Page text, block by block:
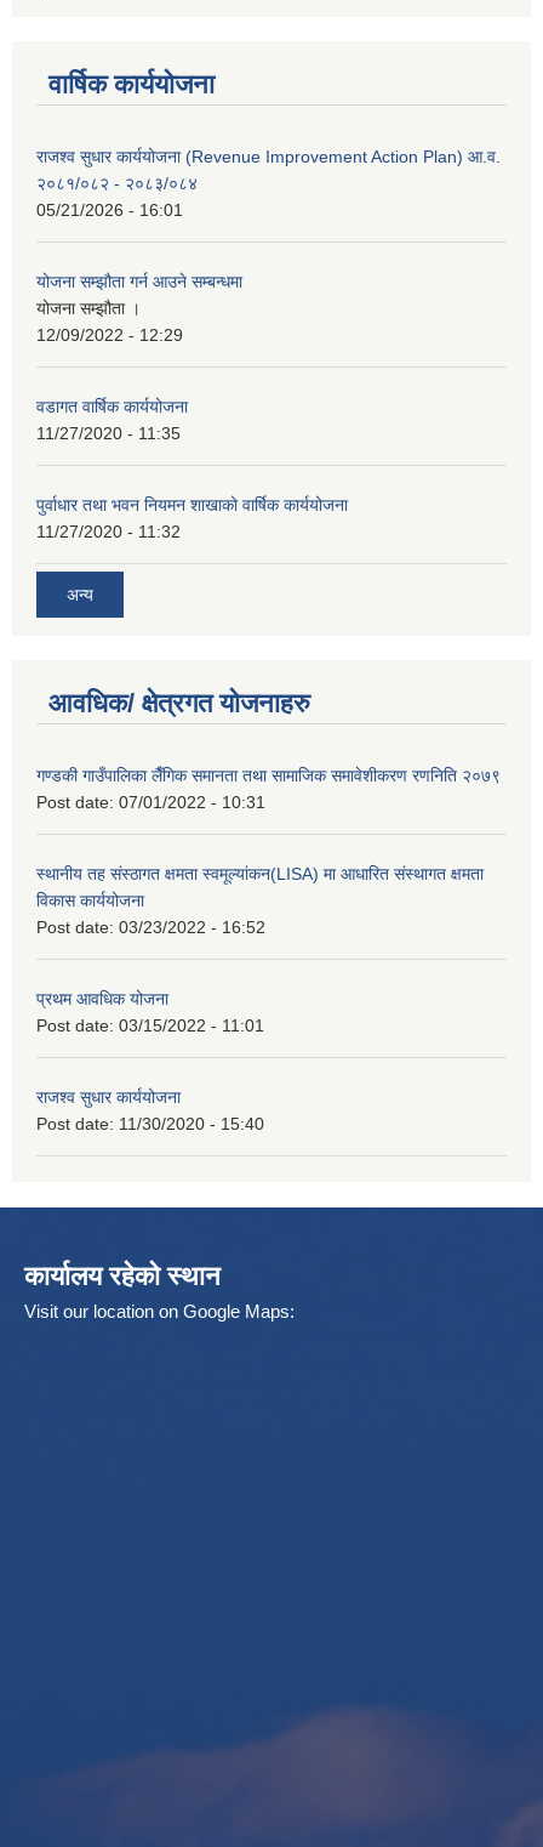
वार्षिक कार्ययोजना
राजश्व सुधार कार्ययोजना (Revenue Improvement Action Plan) आ.व.
२०८१/०८२ - २०८३/०८४
05/21/2026 - 16:01
योजना सम्झौता गर्न आउने सम्बन्धमा
योजना सम्झौता ।
12/09/2022 - 12:29
वडागत वार्षिक कार्ययोजना
11/27/2020 - 11:35
पुर्वाधार तथा भवन नियमन शाखाको वार्षिक कार्ययोजना
11/27/2020 - 11:32
अन्य
आवधिक/ क्षेत्रगत योजनाहरु
गण्डकी गाउँपालिका लैँगिक समानता तथा सामाजिक समावेशीकरण रणनिति २०७९
Post date: 07/01/2022 - 10:31
स्थानीय तह संस्ठागत क्षमता स्वमूल्यांकन(LISA) मा आधारित संस्थागत क्षमता
विकास कार्ययोजना
Post date: 03/23/2022 - 16:52
प्रथम आवधिक योजना
Post date: 03/15/2022 - 11:01
राजश्व सुधार कार्ययोजना
Post date: 11/30/2020 - 15:40
कार्यालय रहेको स्थान
Visit our location on Google Maps: